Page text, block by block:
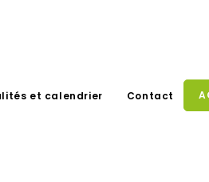
et calendrier Contact